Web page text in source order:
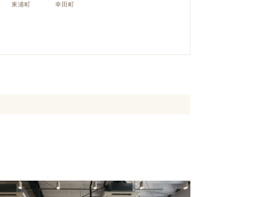
東浦町 幸田町